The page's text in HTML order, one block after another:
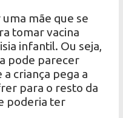
mãe que se
tomar vacina
infantil. Ou seja,
pode parecer
criança pega a
para o resto da
poderia ter